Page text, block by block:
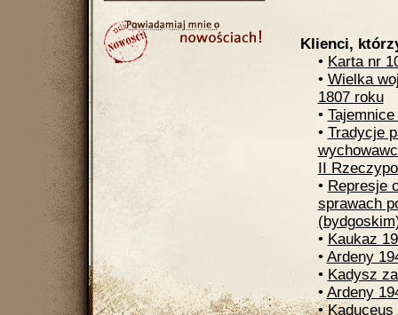
Klienci,
• Karta nr
• Wielka
1807 roku
•
• Tradycje
II
• Represje
sprawach
• Kaukaz
• Ardeny
• Kadysz
• Ardeny
• Kaduceus